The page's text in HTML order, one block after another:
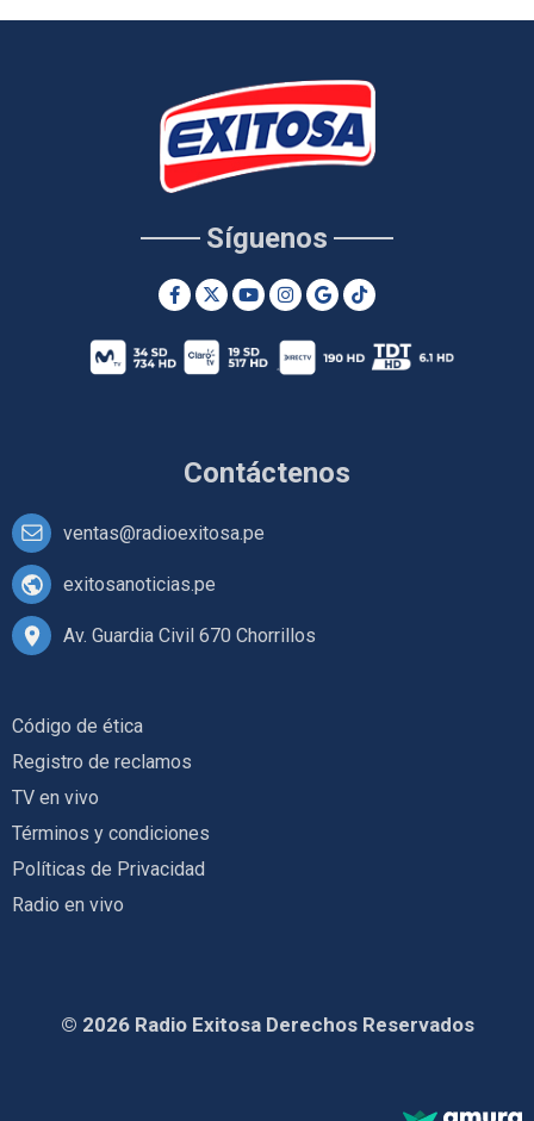
Contáctenos
ventas@radioexitosa.pe
exitosanoticias.pe
Av. Guardia Civil 670 Chorrillos
Síguenos
Código de ética
Registro de reclamos
TV en vivo
Términos y condiciones
Políticas de Privacidad
Radio en vivo
© 2026 Radio Exitosa Derechos Reservados